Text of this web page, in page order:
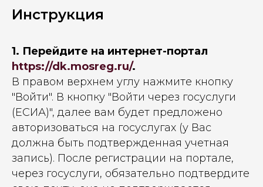
Инструкция
1. Перейдите на интернет-портал
https://dk.mosreg.ru/.
В правом верхнем углу нажмите кнопку
"Войти". В кнопку "Войти через госуслуги
(ЕСИА)", далее вам будет предложено
авторизоваться на госуслугах (у Вас
должна быть подтвержденная учетная
запись). После регистрации на портале,
через госуслуги, обязательно подтвердите